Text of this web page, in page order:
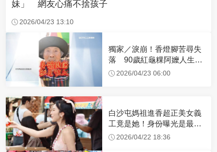
妹」 網友心痛不捨孩子
2026/04/23 13:10
獨家／淚崩！香燈腳苦尋失
落 90歲紅龜粿阿嬤人生謝
幕2026/04/23 06:00
白沙屯媽祖進香超正美女義
工竟是她！身份曝光是最美
禮生 一輩子不結婚
2026/04/22 18:36